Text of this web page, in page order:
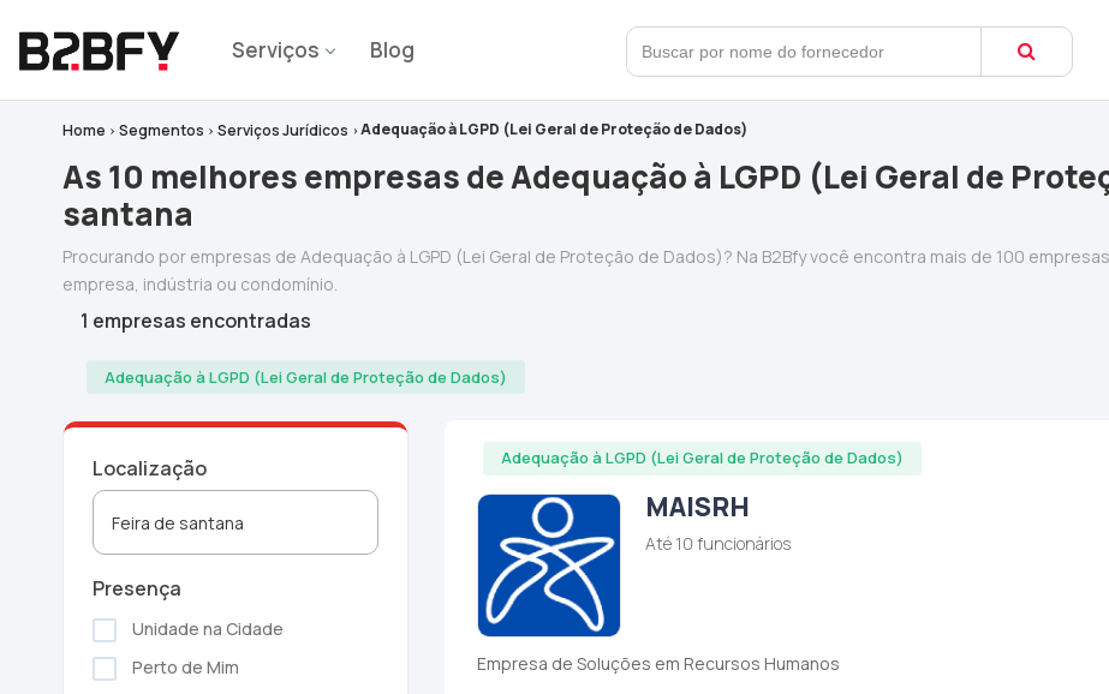
Serviços Blog
Home Segmentos Serviços Jurídicos Adequação à LGPD (Lei Geral de Proteção de Dados)
As 10 melhores empresas de Adequação à LGPD (Lei Geral de
santana
Procurando por empresas de Adequação à LGPD (Lei Geral de Proteção de Dados)? Na B2Bfy você encontra mais de 100
empresa, indústria ou condomínio.
1 empresas encontradas
Adequação à LGPD (Lei Geral de Proteção de Dados)
Localização
Presença
Unidade na Cidade
Perto de Mim
Adequação à LGPD (Lei Geral de Proteção de Dados)
MAISRH
Até 10 funcionários
Empresa de Soluções em Recursos Humanos